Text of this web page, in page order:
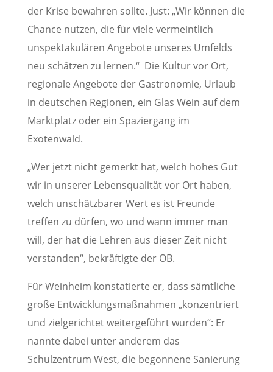
der Krise bewahren sollte. Just: „Wir können die
Chance nutzen, die für viele vermeintlich
unspektakulären Angebote unseres Umfelds
neu schätzen zu lernen.“ Die Kultur vor Ort,
regionale Angebote der Gastronomie, Urlaub
in deutschen Regionen, ein Glas Wein auf dem
Marktplatz oder ein Spaziergang im
Exotenwald.
„Wer jetzt nicht gemerkt hat, welch hohes Gut
wir in unserer Lebensqualität vor Ort haben,
welch unschätzbarer Wert es ist Freunde
treffen zu dürfen, wo und wann immer man
will, der hat die Lehren aus dieser Zeit nicht
verstanden“, bekräftigte der OB.
Für Weinheim konstatierte er, dass sämtliche
große Entwicklungsmaßnahmen „konzentriert
und zielgerichtet weitergeführt wurden“: Er
nannte dabei unter anderem das
Schulzentrum West, die begonnene Sanierung